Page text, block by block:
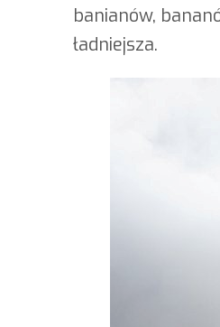
banianów,
ładniejsza.